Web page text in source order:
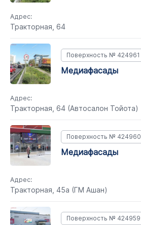
Адрес:
Тракторная, 64
Поверхность № 424961
медиафасады
Адрес:
Тракторная, 64 (Автосалон Тойота)
Поверхность № 424960
медиафасады
Адрес:
Тракторная, 45а (ГМ Ашан)
Поверхность № 424959